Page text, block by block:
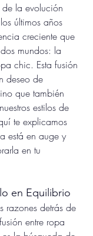
la evolución
últimos años
creciente que
mundos: la
chic. Esta fusión
deseo de
que también
estilos de
te explicamos
está en auge y
en tu
en Equilibrio
razones detrás de
entre ropa